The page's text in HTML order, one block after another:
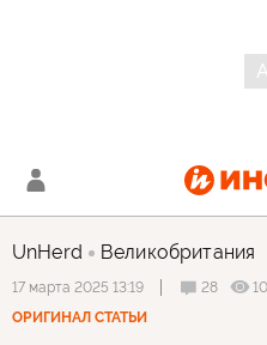
UnHerd Великобритания
17 марта 2025 13:19 28
ОРИГИНАЛ СТАТЬИ